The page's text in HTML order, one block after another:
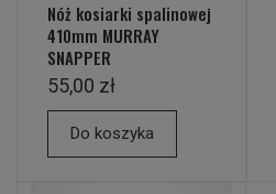
Nóż kosiarki spalinowej
410mm MURRAY
SNAPPER
55,00 zł
Do koszyka